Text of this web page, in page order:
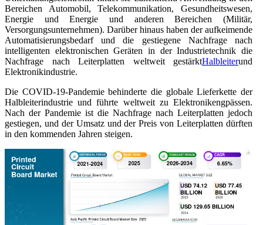
Bereichen Automobil, Telekommunikation, Gesundheitswesen,
Energie und Energie und anderen Bereichen (Militär,
Versorgungsunternehmen). Darüber hinaus haben der aufkeimende
Automatisierungsbedarf und die gestiegene Nachfrage nach
intelligenten elektronischen Geräten in der Industrietechnik die
Nachfrage nach Leiterplatten weltweit gestärktHalbleiterund
Elektronikindustrie.
Die COVID-19-Pandemie behinderte die globale Lieferkette der
Halbleiterindustrie und führte weltweit zu Elektronikengpässen.
Nach der Pandemie ist die Nachfrage nach Leiterplatten jedoch
gestiegen, und der Umsatz und der Preis von Leiterplatten dürften
in den kommenden Jahren steigen.